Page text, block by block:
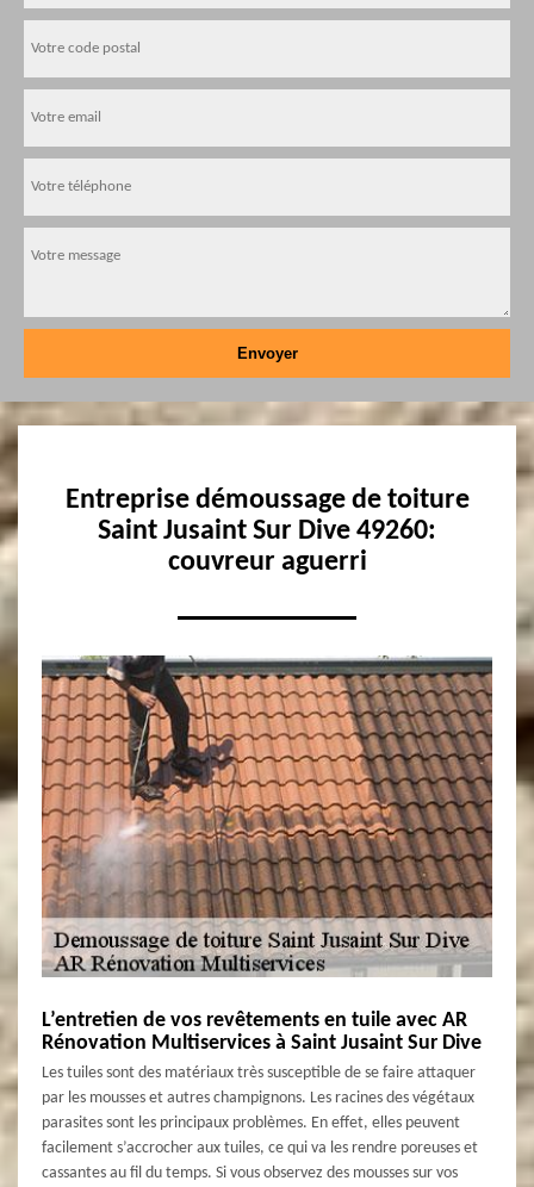
Entreprise démoussage de toiture
Saint Jusaint Sur Dive 49260:
couvreur aguerri
L’entretien de vos revêtements en tuile avec AR
Rénovation Multiservices à Saint Jusaint Sur Dive
Les tuiles sont des matériaux très susceptible de se faire attaquer
par les mousses et autres champignons. Les racines des végétaux
parasites sont les principaux problèmes. En effet, elles peuvent
facilement s’accrocher aux tuiles, ce qui va les rendre poreuses et
cassantes au fil du temps. Si vous observez des mousses sur vos